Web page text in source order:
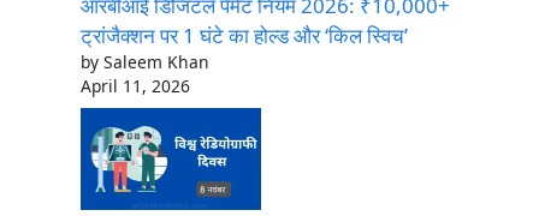
ट्रांजैक्शन पर 1 घंटे का होल्ड और ‘किल स्विच’
by Saleem Khan
April 11, 2026